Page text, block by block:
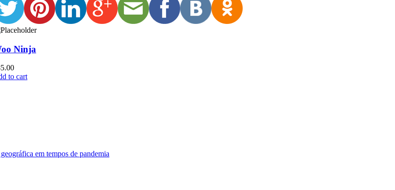
Ninja
to cart
em tempos de pandemia